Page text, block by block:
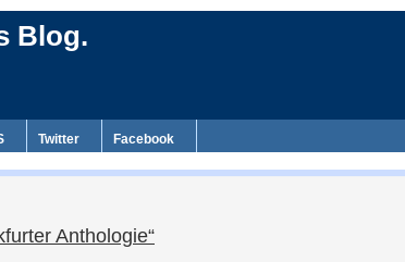
Blog.
Twitter Facebook
Anthologie“